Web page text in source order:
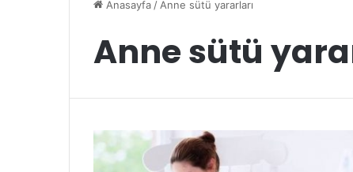
Anasayfa / Anne sütü yararları
Anne sütü